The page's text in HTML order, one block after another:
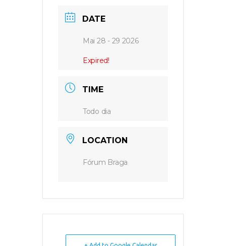
DATE
Mai 28 - 29 2026
Expired!
TIME
Todo dia
LOCATION
Fórum Braga